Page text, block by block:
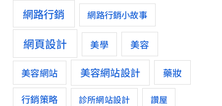
網路行銷
網路行銷小故事
網頁設計 美學 美容
美容網站 美容網站設計 藥妝
行銷策略 診所網站設計 讚屋